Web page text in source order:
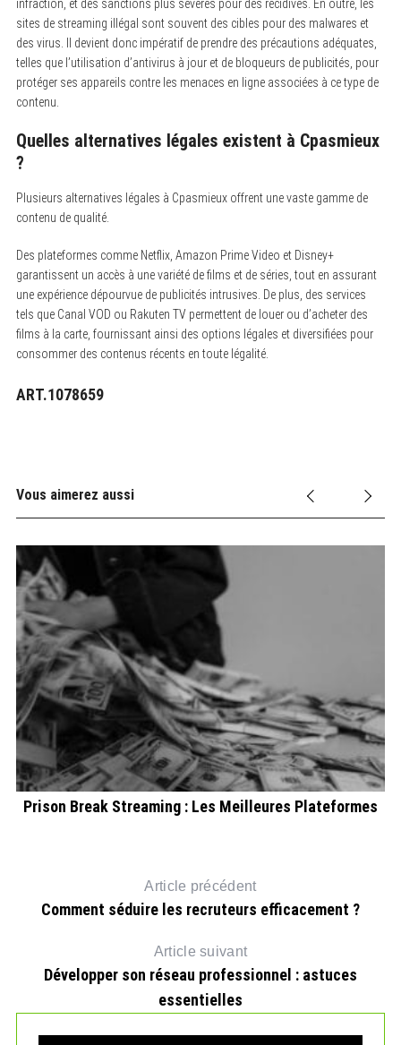
infraction, et des sanctions plus sévères pour des récidives. En outre, les
sites de streaming illégal sont souvent des cibles pour des malwares et
des virus. Il devient donc impératif de prendre des précautions adéquates,
telles que l’utilisation d’antivirus à jour et de bloqueurs de publicités, pour
protéger ses appareils contre les menaces en ligne associées à ce type de
contenu.
Quelles alternatives légales existent à Cpasmieux
?
Plusieurs alternatives légales à Cpasmieux offrent une vaste gamme de
contenu de qualité.
Des plateformes comme Netflix, Amazon Prime Video et Disney+
garantissent un accès à une variété de films et de séries, tout en assurant
une expérience dépourvue de publicités intrusives. De plus, des services
tels que Canal VOD ou Rakuten TV permettent de louer ou d’acheter des
films à la carte, fournissant ainsi des options légales et diversifiées pour
consommer des contenus récents en toute légalité.
ART.1078659
Vous aimerez aussi
Prison Break Streaming : Les Meilleures Plateformes
Article précédent
Comment séduire les recruteurs efficacement ?
Article suivant
Développer son réseau professionnel : astuces
essentielles